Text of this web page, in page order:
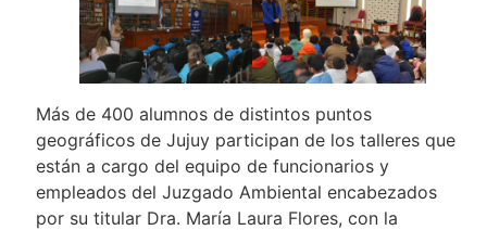
Más de 400 alumnos de distintos puntos
geográficos de Jujuy participan de los talleres que
están a cargo del equipo de funcionarios y
empleados del Juzgado Ambiental encabezados
por su titular Dra. María Laura Flores, con la